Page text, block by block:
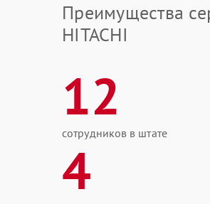
Преимущества
HITACHI
12
сотрудников в штате
4